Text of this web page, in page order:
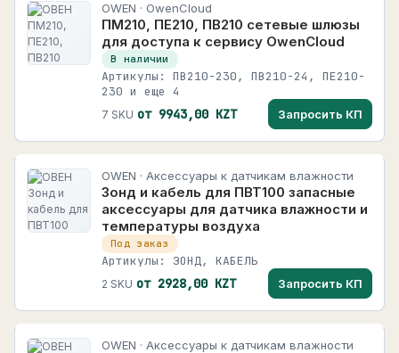
Дроссели
Измерители-регуляторы
Контрольно-измерительные приборы
Конфигураторы
Модули ввода/вывода 15
Модули расширения для программируемых
реле
Панели оператора
Преобразователи частоты
Приборы для индикации и управления
126 карточек
INNORED
458 карточек
INNOVARI
4266 карточек
409 карточек
INOMAX
25 карточек
INVT
OWEN · OwenCloud
ПМ210, ПЕ210, ПВ210 сетевые шлюзы
для доступа к сервису OwenCloud
В наличии
Артикулы: ПВ210-230, ПВ210-24, ПЕ210-
230 и еще 4
7 SKU от 9943,00 KZT Запросить КП
OWEN · Аксессуары к датчикам влажности
Зонд и кабель для ПВТ100 запасные
аксессуары для датчика влажности и
температуры воздуха
Под заказ
Артикулы: ЗОНД, КАБЕЛЬ
2 SKU от 2928,00 KZT Запросить КП
OWEN · Аксессуары к датчикам влажности